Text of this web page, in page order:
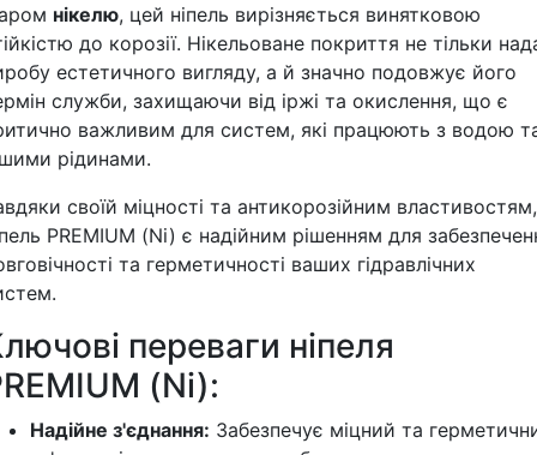
нікелю, цей ніпель вирізняється винятковою
до корозії. Нікельоване покриття не тільки
естетичного вигляду, а й значно подовжує його
служби, захищаючи від іржі та окислення, що є
важливим для систем, які працюють з водою
рідинами.
своїй міцності та антикорозійним властивостям,
PREMIUM (Ni) є надійним рішенням для
та герметичності ваших гідравлічних
переваги ніпеля
(Ni):
Надійне з'єднання: Забезпечує міцний та